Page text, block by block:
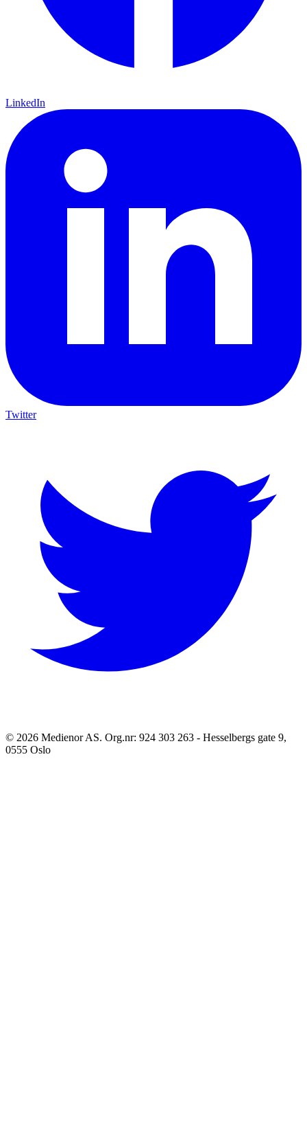
LinkedIn
Twitter
© 2026 Medienor AS. Org.nr: 924 303 263 - Hesselbergs gate 9,
0555 Oslo